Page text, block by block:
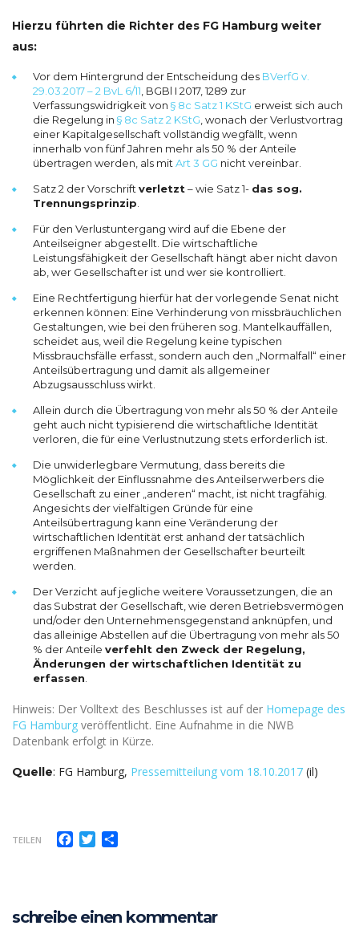
Hierzu führten die Richter des FG Hamburg weiter
aus:
Vor dem Hintergrund der Entscheidung des BVerfG v.
29.03.2017 – 2 BvL 6/11 , BGBl I 2017, 1289 zur
Verfassungswidrigkeit von § 8c Satz 1 KStG erweist sich auch
die Regelung in § 8c Satz 2 KStG , wonach der Verlustvortrag
einer Kapitalgesellschaft vollständig wegfällt, wenn
innerhalb von fünf Jahren mehr als 50 % der Anteile
übertragen werden, als mit Art 3 GG nicht vereinbar.
Satz 2 der Vorschrift verletzt – wie Satz 1- das sog.
Trennungsprinzip
Für den Verlustuntergang wird auf die Ebene der
Anteilseigner abgestellt. Die wirtschaftliche
Leistungsfähigkeit der Gesellschaft hängt aber nicht davon
ab, wer Gesellschafter ist und wer sie kontrolliert.
Eine Rechtfertigung hierfür hat der vorlegende Senat nicht
erkennen können: Eine Verhinderung von missbräuchlichen
Gestaltungen, wie bei den früheren sog. Mantelkauffällen,
scheidet aus, weil die Regelung keine typischen
Missbrauchsfälle erfasst, sondern auch den „Normalfall“ einer
Anteilsübertragung und damit als allgemeiner
Abzugsausschluss wirkt.
Allein durch die Übertragung von mehr als 50 % der Anteile
geht auch nicht typisierend die wirtschaftliche Identität
verloren, die für eine Verlustnutzung stets erforderlich ist.
Die unwiderlegbare Vermutung, dass bereits die
Möglichkeit der Einflussnahme des Anteilserwerbers die
Gesellschaft zu einer „anderen“ macht, ist nicht tragfähig.
Angesichts der vielfältigen Gründe für eine
Anteilsübertragung kann eine Veränderung der
wirtschaftlichen Identität erst anhand der tatsächlich
ergriffenen Maßnahmen der Gesellschafter beurteilt
werden.
Der Verzicht auf jegliche weitere Voraussetzungen, die an
das Substrat der Gesellschaft, wie deren Betriebsvermögen
und/oder den Unternehmensgegenstand anknüpfen, und
das alleinige Abstellen auf die Übertragung von mehr als 50
% der Anteile verfehlt den Zweck der Regelung,
Änderungen der wirtschaftlichen Identität zu
erfassen
Hinweis: Der Volltext des Beschlusses ist auf der Homepage des
FG Hamburg veröffentlicht. Eine Aufnahme in die NWB
Datenbank erfolgt in Kürze.
Quelle: FG Hamburg, Pressemitteilung vom 18.10.2017 (il)
TEILEN Facebook
Twitter
schreibe einen kommentar